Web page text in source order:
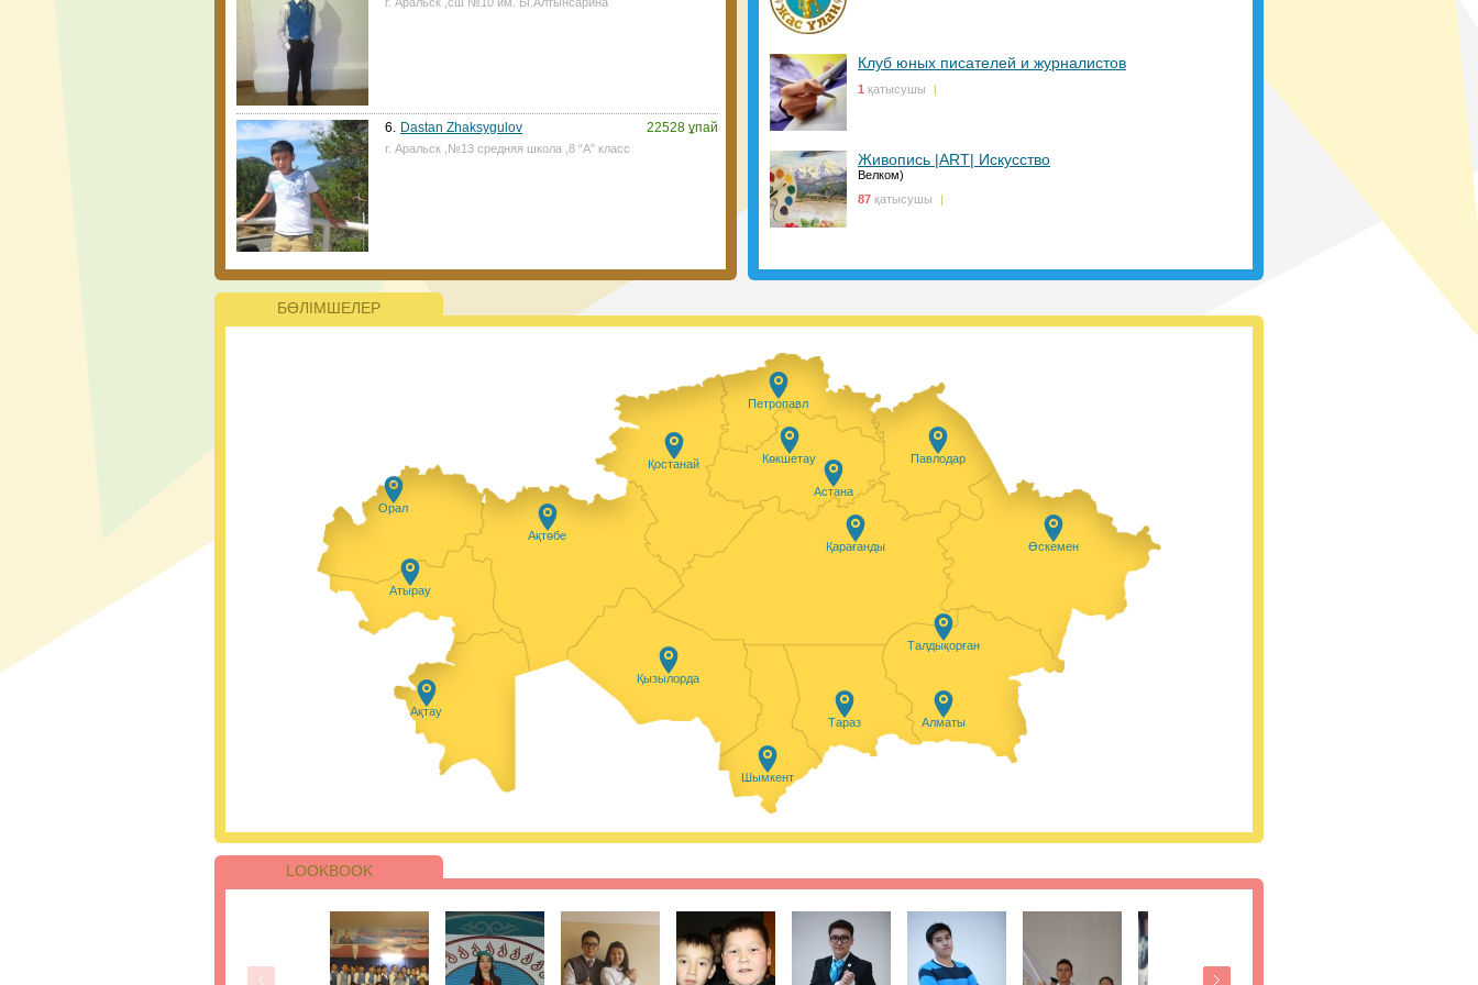
ата-аналар үшін қиын болмайтын көрінеді. ⠀
28.01.2021, 9:50
#PlasticFreeKazakhstan бағыты бойынша
ЮНИСЕФ пен Ұлттық еріктілер желісінің
жобасына еріктілерді алуға тіркеудің
басталғанын қуанышпен хабарлаймыз
Осы бағдарлама аясында Қазақстанның белсенді
жастары мамандандырылған тренингтен өтіп, еліміздің
барлық аймақтарының мектеп оқушылары үшін онлайн
сабақтар өткізеді. Жобаның басты мақсаты - пластиктің
қолданылуын барынша азайту үшін ақпарат тарату және
экологиялық әдеттерді насихаттау.
27.01.2021, 9:45
Пікір:
Сіздермен #пайдалыақпарат айдары.
Қазір уақыты мен ақщасы шығын қылып, бірақ пайдалы
білім алмаған адамдарды кездестіреміз. Жаңа
мамандықты меңгеру кезінде сізбен де сондай жағдай
болғанын қаламасаңыз, онда келесі кеңестерге жүгініңіз.
ҰБТ-ның бірінші күнінің қорытындысы
бойынша 205 қатысушы 110-нан астам балл
жинады.
6. Dastan Zhaksygulov 22528 ұпай
г. Аральск ,№13 средняя школа ,8 “А” класс
Клуб юных писателей и журналистов
1 қатысушы |
Живопись |ART| Искусство
Велком)
87 қатысушы |
Ғылым әлемінде
Ізденіс үстінде
қатысушы
БӨЛІМШЕЛЕР
Көкшетау
Талдықорған
Ақтөбе
Атырау
Өскемен
Тараз
Орал
Қарағанды
Қостанай
Қызылорда
Ақтау
Павлодар
Петропавл
Шымкент
Алматы
Астана
LOOKBOOK